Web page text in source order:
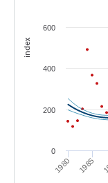
index
1980 1985
0
200
400
600